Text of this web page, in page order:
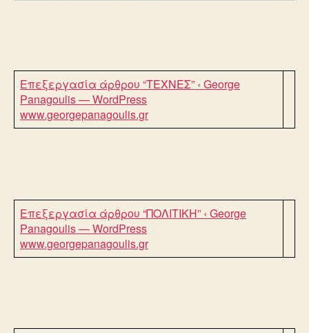
Επεξεργασία άρθρου “ΤΕΧΝΕΣ” ‹ George
Panagoulis — WordPress
www.georgepanagoulis.gr
Επεξεργασία άρθρου “ΠΟΛΙΤΙΚΗ” ‹ George
Panagoulis — WordPress
www.georgepanagoulis.gr